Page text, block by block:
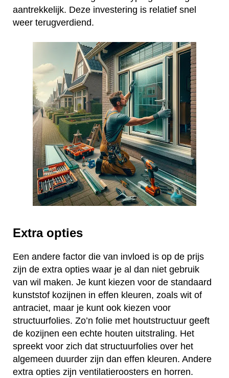
aantrekkelijk. Deze investering is relatief snel
weer terugverdiend.
Extra opties
Een andere factor die van invloed is op de prijs
zijn de extra opties waar je al dan niet gebruik
van wil maken. Je kunt kiezen voor de standaard
kunststof kozijnen in effen kleuren, zoals wit of
antraciet, maar je kunt ook kiezen voor
structuurfolies. Zo’n folie met houtstructuur geeft
de kozijnen een echte houten uitstraling. Het
spreekt voor zich dat structuurfolies over het
algemeen duurder zijn dan effen kleuren. Andere
extra opties zijn ventilatieroosters en horren.